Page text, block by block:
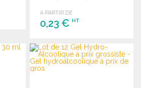
A PARTIR DE
0,23 €HT
COMMANDER
Demander un devis